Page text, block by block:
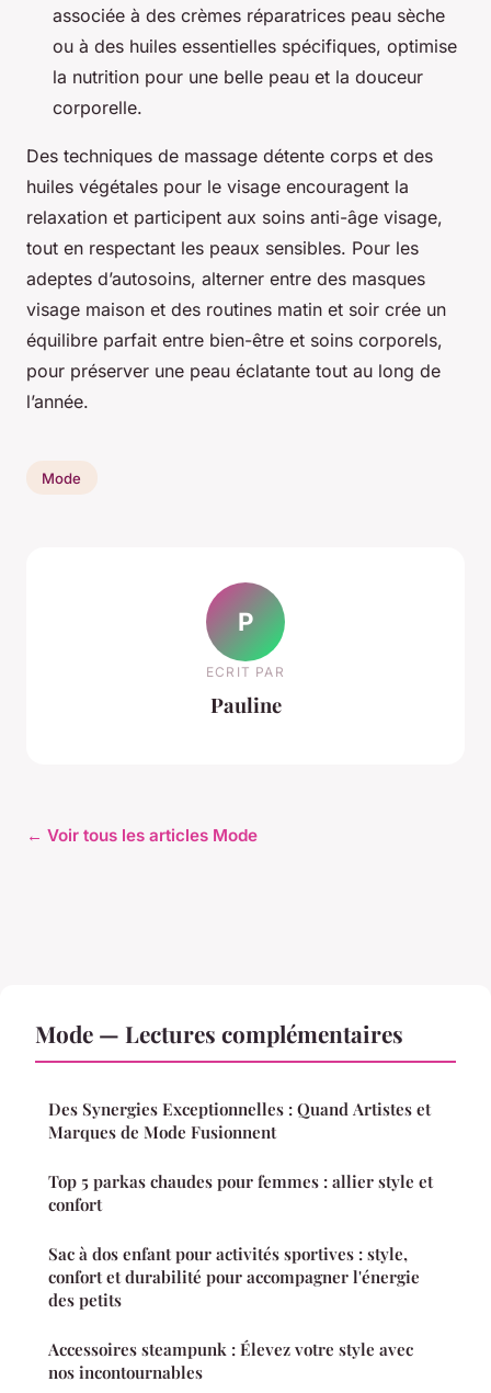
associée à des crèmes réparatrices peau sèche
ou à des huiles essentielles spécifiques, optimise
la nutrition pour une belle peau et la douceur
corporelle.
Des techniques de massage détente corps et des
huiles végétales pour le visage encouragent la
relaxation et participent aux soins anti-âge visage,
tout en respectant les peaux sensibles. Pour les
adeptes d’autosoins, alterner entre des masques
visage maison et des routines matin et soir crée un
équilibre parfait entre bien-être et soins corporels,
pour préserver une peau éclatante tout au long de
l’année.
Mode
P
ECRIT PAR
Pauline
← Voir tous les articles Mode
Mode — Lectures complémentaires
Des Synergies Exceptionnelles : Quand Artistes et
Marques de Mode Fusionnent
Top 5 parkas chaudes pour femmes : allier style et
confort
Sac à dos enfant pour activités sportives : style,
confort et durabilité pour accompagner l'énergie
des petits
Accessoires steampunk : Élevez votre style avec
nos incontournables